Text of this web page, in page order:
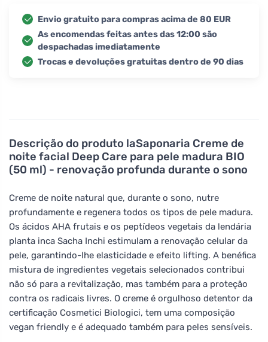
Descrição do produto laSaponaria Creme de
noite facial Deep Care para pele madura BIO
(50 ml) - renovação profunda durante o sono
Creme de noite natural que, durante o sono, nutre
profundamente e regenera todos os tipos de pele madura.
Os ácidos AHA frutais e os peptídeos vegetais da lendária
planta inca Sacha Inchi estimulam a renovação celular da
pele, garantindo-lhe elasticidade e efeito lifting. A benéfica
mistura de ingredientes vegetais selecionados contribui
não só para a revitalização, mas também para a proteção
contra os radicais livres. O creme é orgulhoso detentor da
certificação Cosmetici Biologici, tem uma composição
vegan friendly e é adequado também para peles sensíveis.
Envio gratuito para compras acima de 80 EUR
As encomendas feitas antes das 12:00 são
despachadas imediatamente
Trocas e devoluções gratuitas dentro de 90 dias